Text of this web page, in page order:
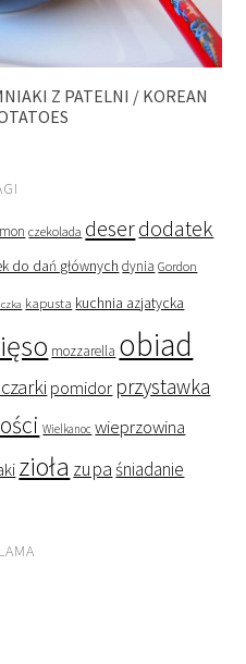
Z PATELNI / KOREAN
czekolada deserdodatek
do dań głównych dynia Gordon
kapusta kuchnia azjatycka
mozzarella obiad
pomidor przystawka
Wielkanoc wieprzowina
zioła zupaśniadanie